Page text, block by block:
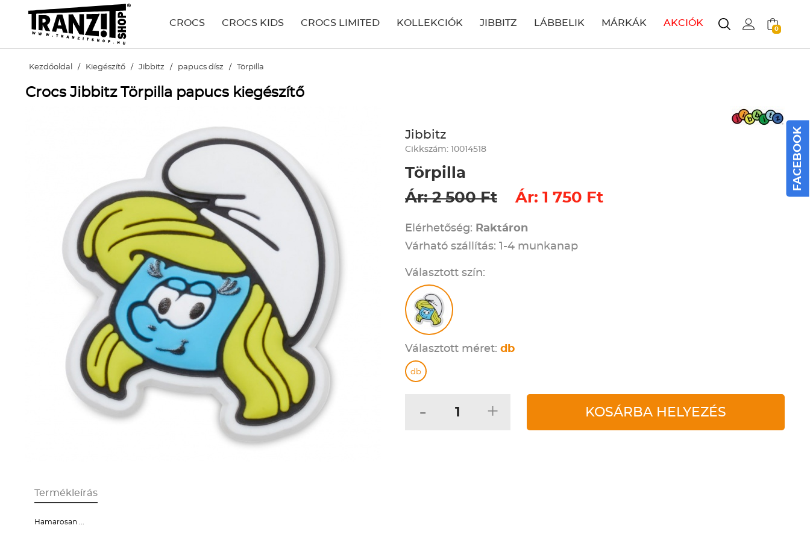
CROCS CROCS KIDS CROCS LIMITED KOLLEKCIÓK JIBBITZ LÁBBELIK MÁRKÁK AKCIÓK
0
Kezdőoldal / Kiegészítő / Jibbitz / papucs dísz / Törpilla
Crocs Jibbitz Törpilla papucs kiegészítő
Jibbitz
Cikkszám: 10014518
Törpilla
Ár: 2 500 Ft
Ár: 1 750 Ft
Elérhetőség: Raktáron
Várható szállítás: 1-4 munkanap
Választott szín:
Választott méret: db
db
- + KOSÁRBA HELYEZÉS
Termékleírás
Hamarosan ...
FACEBOOK